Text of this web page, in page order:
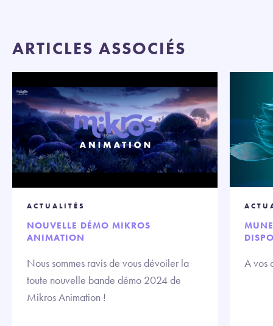
ARTICLES ASSOCIÉS
ACTUALITÉS
NOUVELLE DÉMO MIKROS
ANIMATION
Nous sommes ravis de vous dévoiler la
toute nouvelle bande démo 2024 de
Mikros Animation !
A vos